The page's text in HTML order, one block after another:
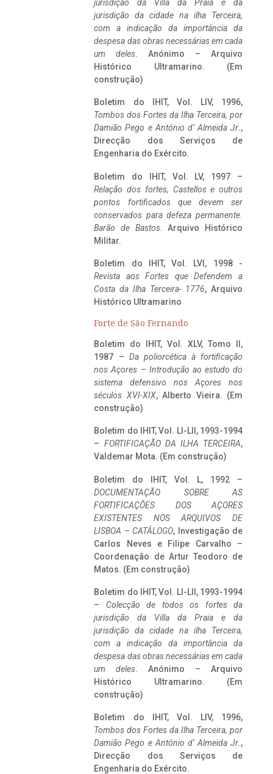
jurisdição da Villa da Praia e da
jurisdição da cidade na ilha Terceira,
com a indicação da importância da
despesa das obras necessárias em cada
um deles. Anónimo – Arquivo
Histórico Ultramarino. (Em
construção)
Boletim do IHIT, Vol. LIV, 1996,
Tombos dos Fortes da Ilha Terceira, por
Damião Pego e António d’ Almeida Jr.,
Direcção dos Serviços de
Engenharia do Exército.
Boletim do IHIT, Vol. LV, 1997 –
Relação dos fortes, Castellos e outros
pontos fortificados que devem ser
conservados para defeza permanente.
Barão de Bastos. Arquivo Histórico
Militar.
Boletim do IHIT, Vol. LVI, 1998 -
Revista aos Fortes que Defendem a
Costa da Ilha Terceira- 1776, Arquivo
Histórico Ultramarino
Forte de São Fernando
Boletim do IHIT, Vol. XLV, Tomo II,
1987 – Da poliorcética à fortificação
nos Açores – Introdução ao estudo do
sistema defensivo nos Açores nos
séculos XVI-XIX, Alberto Vieira. (Em
construção)
Boletim do IHIT, Vol. LI-LII, 1993-1994
– FORTIFICAÇÃO DA ILHA TERCEIRA,
Valdemar Mota. (Em construção)
Boletim do IHIT, Vol. L, 1992 –
DOCUMENTAÇÃO SOBRE AS
FORTIFICAÇÕES DOS AÇORES
EXISTENTES NOS ARQUIVOS DE
LISBOA – CATÁLOGO, Investigação de
Carlos Neves e Filipe Carvalho –
Coordenação de Artur Teodoro de
Matos. (Em construção)
Boletim do IHIT, Vol. LI-LII, 1993-1994
– Colecção de todos os fortes da
jurisdição da Villa da Praia e da
jurisdição da cidade na ilha Terceira,
com a indicação da importância da
despesa das obras necessárias em cada
um deles. Anónimo – Arquivo
Histórico Ultramarino. (Em
construção)
Boletim do IHIT, Vol. LIV, 1996,
Tombos dos Fortes da Ilha Terceira, por
Damião Pego e António d’ Almeida Jr.,
Direcção dos Serviços de
Engenharia do Exército.